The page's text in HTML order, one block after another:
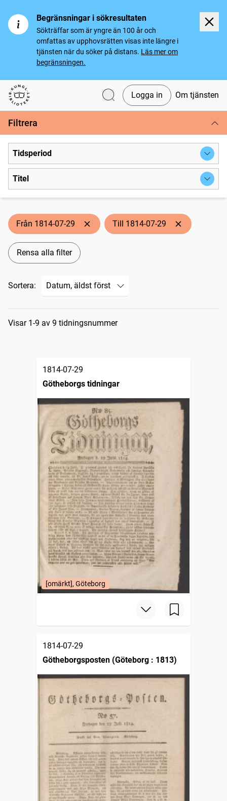
Begränsningar i sökresultaten
Sökträffar som är yngre än 100 år och
omfattas av upphovsrätten visas inte längre i
tjänsten när du söker på distans. Läs mer om
begränsningen.
Svenska tidningar
Logga in Om tjänsten
Filtrera
Tidsperiod
Titel
Från 1814-07-29 Till 1814-07-29
Rensa alla filter
Sortera:
Sökresultat
Visar 1-9 av 9 tidningsnummer
1814-07-29
Götheborgs tidningar
[omärkt], Göteborg
1814-07-29
Götheborgsposten (Göteborg : 1813)